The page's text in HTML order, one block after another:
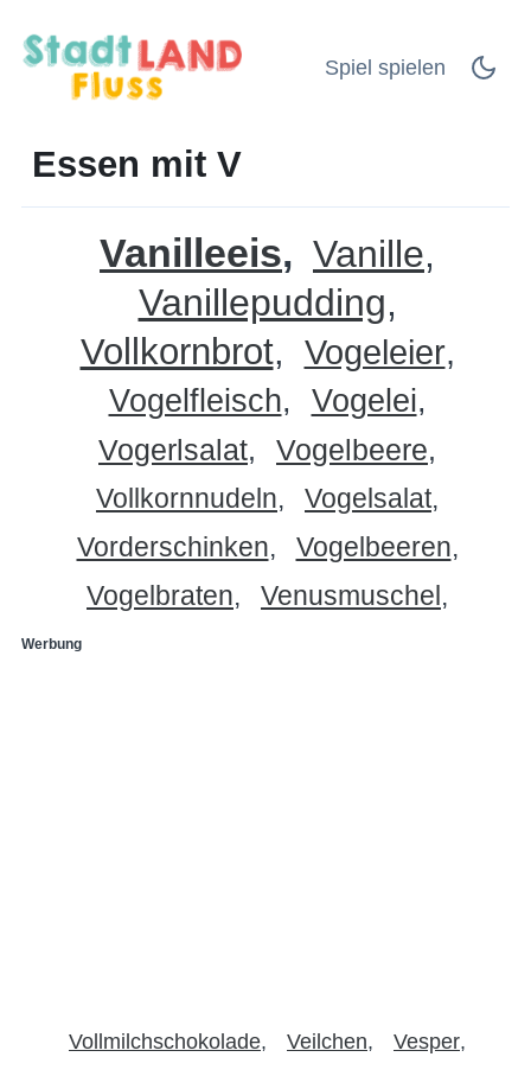
Spiel spielen
Essen mit V
Vanilleeis
Vanille
Vanillepudding
Vollkornbrot Vogeleier
Vogelfleisch Vogelei
Vogerlsalat Vogelbeere
Vollkornnudeln
Vogelsalat
Vorderschinken
Vogelbeeren
Vogelbraten
Venusmuschel
Werbung
Vollmilchschokolade Veilchen Vesper